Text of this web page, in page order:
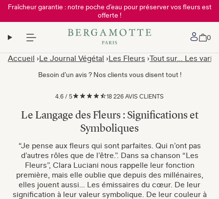
Fraîcheur garantie : notre poche d’eau pour préserver vos fleurs est
offerte !
Mon
0
Accueil Le Journal Végétal Les Fleurs Tout sur... Les
Besoin d’un avis ? Nos clients vous disent tout !
4.6 / 5 18 226 AVIS CLIENTS
Le Langage des Fleurs : Significations et
Symboliques
“Je pense aux fleurs qui sont parfaites. Qui n’ont pas
d’autres rôles que de l’être.”. Dans sa chanson “Les
Fleurs”, Clara Luciani nous rappelle leur fonction
première, mais elle oublie que depuis des millénaires,
elles jouent aussi… Les émissaires du cœur. De leur
signification à leur valeur symbolique. De leur couleur à